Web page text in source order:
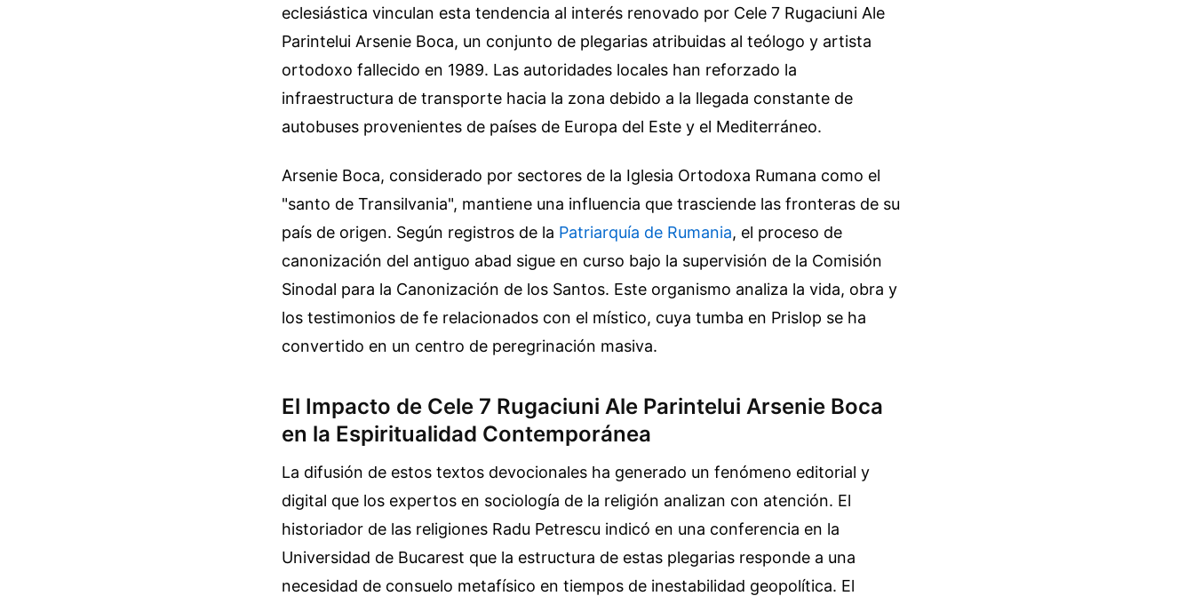
eclesiástica vinculan esta tendencia al interés renovado por Cele 7 Rugaciuni Ale
Parintelui Arsenie Boca, un conjunto de plegarias atribuidas al teólogo y artista
ortodoxo fallecido en 1989. Las autoridades locales han reforzado la
infraestructura de transporte hacia la zona debido a la llegada constante de
autobuses provenientes de países de Europa del Este y el Mediterráneo.
Arsenie Boca, considerado por sectores de la Iglesia Ortodoxa Rumana como el
"santo de Transilvania", mantiene una influencia que trasciende las fronteras de su
país de origen. Según registros de la Patriarquía de Rumania, el proceso de
canonización del antiguo abad sigue en curso bajo la supervisión de la Comisión
Sinodal para la Canonización de los Santos. Este organismo analiza la vida, obra y
los testimonios de fe relacionados con el místico, cuya tumba en Prislop se ha
convertido en un centro de peregrinación masiva.
El Impacto de Cele 7 Rugaciuni Ale Parintelui Arsenie Boca
en la Espiritualidad Contemporánea
La difusión de estos textos devocionales ha generado un fenómeno editorial y
digital que los expertos en sociología de la religión analizan con atención. El
historiador de las religiones Radu Petrescu indicó en una conferencia en la
Universidad de Bucarest que la estructura de estas plegarias responde a una
necesidad de consuelo metafísico en tiempos de inestabilidad geopolítica. El